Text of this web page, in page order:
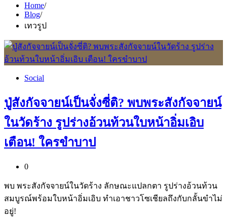
Home
Blog
เทวรูป
Social
ปู่สังกัจจายน์เป็นจั่งซี่ติ? พบพระสังกัจจายน์
ในวัดร้าง รูปร่างอ้วนท้วนใบหน้าอิ่มเอิบ
เตือน! ใครขำบาป
0
พบ พระสังกัจจายน์ในวัดร้าง ลักษณะแปลกตา รูปร่างอ้วนท้วน
สมบูรณ์พร้อมใบหน้าอิ่มเอิบ ทำเอาชาวโซเชียลถึงกับกลั้นขำไม่
อยู่!